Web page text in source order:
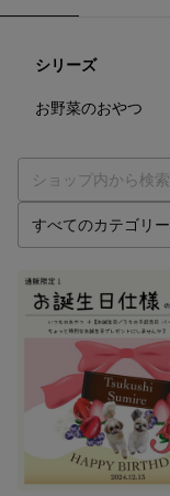
シリーズ
お野菜のおやつ